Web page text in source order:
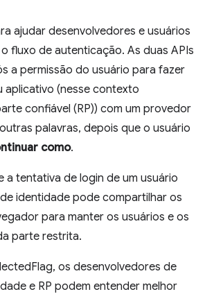
ajudar desenvolvedores e usuários
fluxo de autenticação. As duas APIs
a permissão do usuário para fazer
aplicativo (nesse contexto
confiável (RP)) com um provedor
palavras, depois que o usuário
como.
a tentativa de login de um usuário
identidade pode compartilhar os
para manter os usuários e os
parte restrita.
os desenvolvedores de
e RP podem entender melhor